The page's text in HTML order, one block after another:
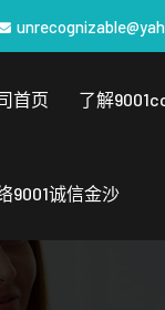
首页 了解
9001诚信金沙